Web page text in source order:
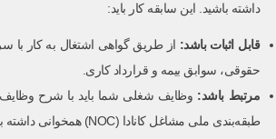
داشته باشید. این سابقه کار باید:
قابل اثبات باشد: از طریق گواهی اشتغال به کار
حقوقی، سوابق بیمه و قرارداد کاری.
مرتبط باشد: وظایف شغلی شما باید با شرح
طبقه‌بندی ملی مشاغل کانادا (NOC) همخوانی داشته باشد.